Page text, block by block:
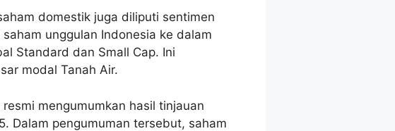
domestik juga diliputi sentimen
unggulan Indonesia ke dalam
Standard dan Small Cap. Ini
modal Tanah Air.
mengumumkan hasil tinjauan
Dalam pengumuman tersebut, saham